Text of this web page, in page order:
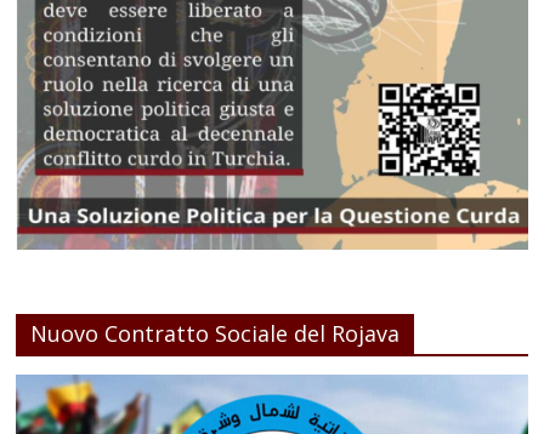
Nuovo Contratto Sociale del Rojava